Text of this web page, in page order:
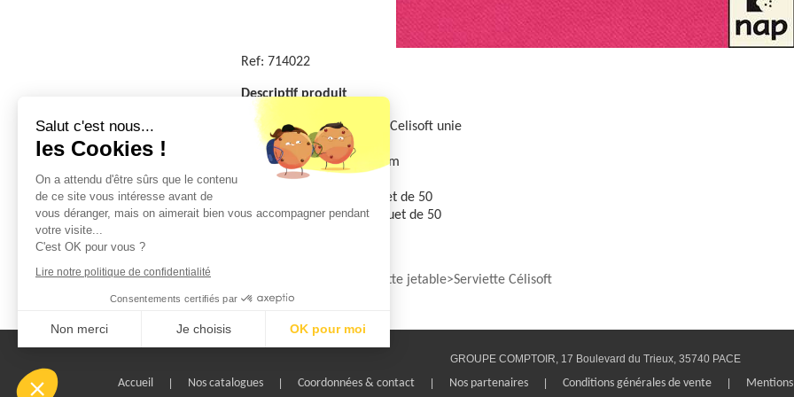
Ref: 714022
Descriptif produit
Serviette de la gamme Celisoft unie
Coloris framboise
Dimensions de 40X40 cm
Qté minimum:16 Paquet de 50
Commande par:16 Paquet de 50
Serviette jetable Serviette Célisoft
GROUPE COMPTOIR, 17 Boulevard du Trieux, 35740 PACE
Accueil Nos catalogues| Coordonnées & contact| Nos partenaires| Conditions générales de vente|
Salut c'est nous...
les Cookies !
On a attendu d'être sûrs que le contenu
de ce site vous intéresse avant de
vous déranger, mais on aimerait bien vous accompagner pendant
votre visite...
C'est OK pour vous ?
Lire notre politique de confidentialité
Consentements certifiés par
Non merci Je choisis OK pour moi
Plateforme de Gestion du Consentement : Personnalisez vos Options